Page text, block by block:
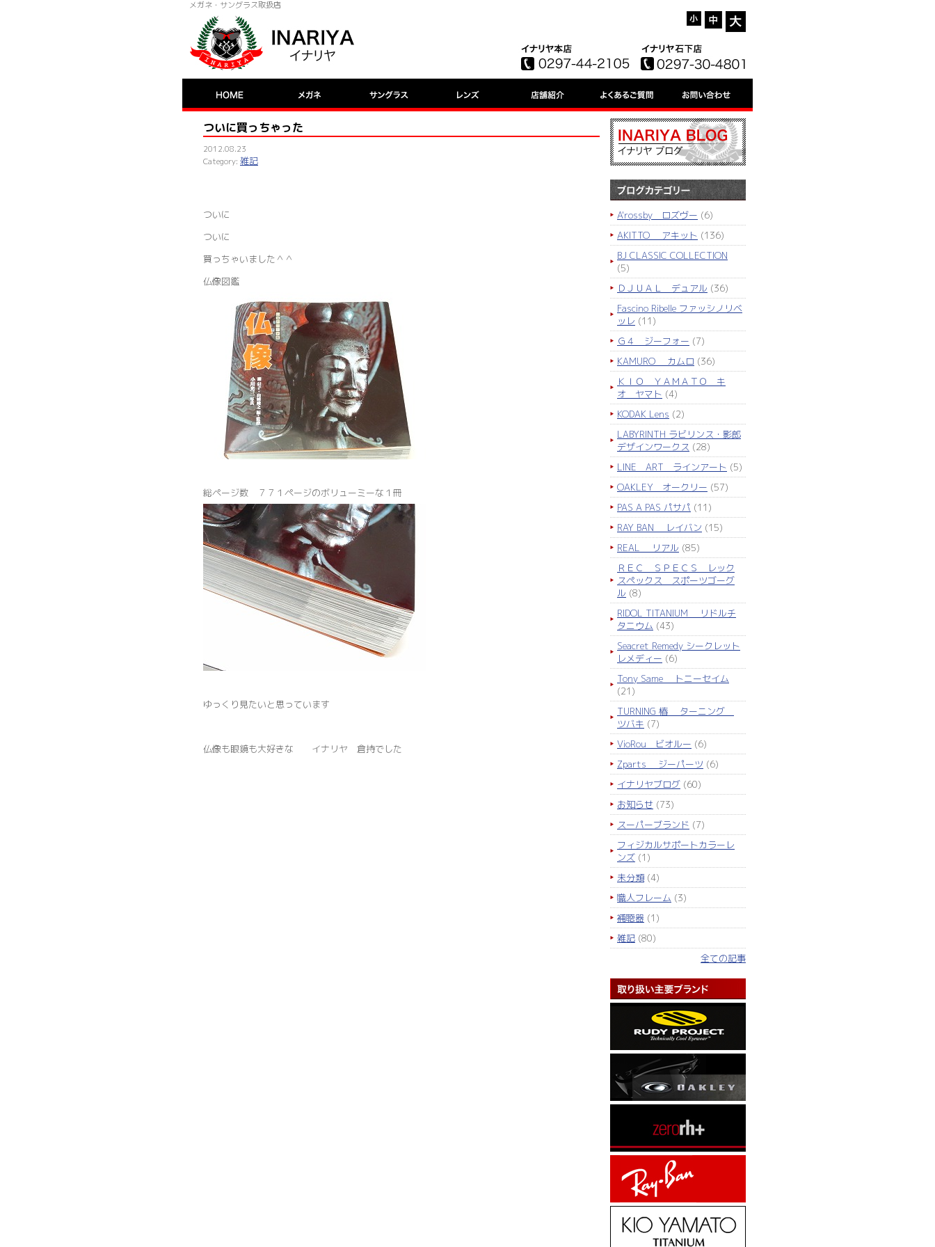
メガネ・サングラス取扱店
ついに買っちゃった
2012.08.23
雑記
ついに
ついに
買っちゃいました＾＾
仏像図鑑
総ページ数 ７７１ページのボリューミーな１冊
ゆっくり見たいと思っています
仏像も眼鏡も大好きな イナリヤ 倉持でした
A'rossby ロズヴー (6)
AKITTO アキット (136)
BJ CLASSIC COLLECTION
(5)
ＤＪＵＡＬ デュアル (36)
Fascino Ribelle ファッシノリベ
ッレ (11)
Ｇ４ ジーフォー (7)
KAMURO カムロ (36)
ＫＩＯ ＹＡＭＡＴＯ キ
オ ヤマト (4)
KODAK Lens (2)
LABYRINTH ラビリンス・影郎
デザインワークス (28)
LINE ART ラインアート (5)
OAKLEY オークリー (57)
PAS A PAS パサパ (11)
RAY BAN レイバン (15)
REAL リアル (85)
ＲＥＣ ＳＰＥＣＳ レック
スペックス スポーツゴーグ
ル (8)
RIDOL TITANIUM リドルチ
タニウム (43)
Seacret Remedy シークレット
レメディー (6)
Tony Same トニーセイム
(21)
TURNING 椿 ターニング
ツバキ (7)
VioRou ビオルー (6)
Zparts ジーパーツ (6)
イナリヤブログ (60)
お知らせ (73)
スーパーブランド (7)
フィジカルサポートカラーレ
ンズ (1)
未分類 (4)
職人フレーム (3)
補聴器 (1)
雑記 (80)
全ての記事